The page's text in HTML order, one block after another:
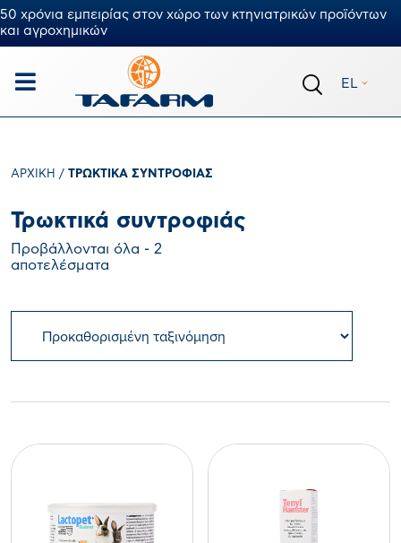
50 χρόνια εμπειρίας στον χώρο των κτηνιατρικών προϊόντων
και αγροχημικών
EL
ΑΡΧΙΚΉ / ΤΡΩΚΤΙΚΆ ΣΥΝΤΡΟΦΙΆΣ
Τρωκτικά συντροφιάς
Προβάλλονται όλα - 2
αποτελέσματα